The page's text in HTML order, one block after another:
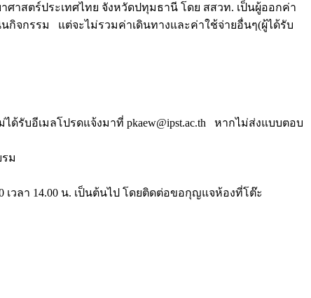
าศาสตร์ประเทศไทย จังหวัดปทุมธานี โดย สสวท. เป็นผู้ออกค่า
กิจกรรม แต่จะไม่รวมค่าเดินทางและค่าใช้จ่ายอื่นๆ(ผู้ได้รับ
รับอีเมลโปรดแจ้งมาที่ pkaew@ipst.ac.th หากไม่ส่งแบบตอบ
ม
วลา 14.00 น. เป็นต้นไป โดยติดต่อขอกุญแจห้องที่โต๊ะ